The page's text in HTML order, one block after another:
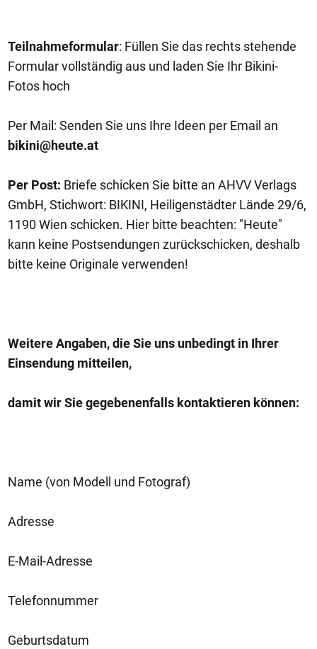
Teilnahmeformular: Füllen Sie das rechts stehende
Formular vollständig aus und laden Sie Ihr Bikini-
Fotos hoch
Per Mail: Senden Sie uns Ihre Ideen per Email an
bikini@heute.at
Per Post: Briefe schicken Sie bitte an AHVV Verlags
GmbH, Stichwort: BIKINI, Heiligenstädter Lände 29/6,
1190 Wien schicken. Hier bitte beachten: "Heute"
kann keine Postsendungen zurückschicken, deshalb
bitte keine Originale verwenden!
Weitere Angaben, die Sie uns unbedingt in Ihrer
Einsendung mitteilen,
damit wir Sie gegebenenfalls kontaktieren können:
Name (von Modell und Fotograf)
Adresse
E-Mail-Adresse
Telefonnummer
Geburtsdatum